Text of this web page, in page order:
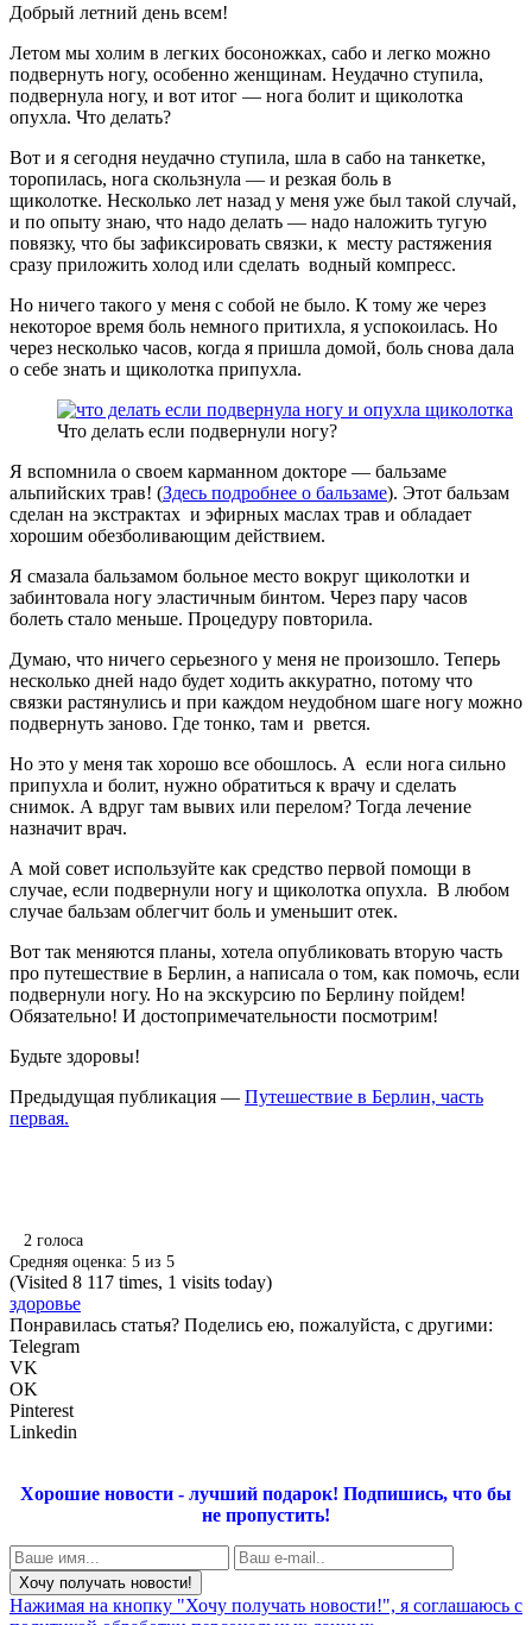
Добрый летний день всем!
Летом мы холим в легких босоножках, сабо и легко можно
подвернуть ногу, особенно женщинам. Неудачно ступила,
подвернула ногу, и вот итог — нога болит и щиколотка
опухла. Что делать?
Вот и я сегодня неудачно ступила, шла в сабо на танкетке,
торопилась, нога скользнула — и резкая боль в
щиколотке. Несколько лет назад у меня уже был такой случай,
и по опыту знаю, что надо делать — надо наложить тугую
повязку, что бы зафиксировать связки, к месту растяжения
сразу приложить холод или сделать водный компресс.
Но ничего такого у меня с собой не было. К тому же через
некоторое время боль немного притихла, я успокоилась. Но
через несколько часов, когда я пришла домой, боль снова дала
о себе знать и щиколотка припухла.
Что делать если подвернули ногу?
Я вспомнила о своем карманном докторе — бальзаме
альпийских трав! (Здесь подробнее о бальзаме). Этот бальзам
сделан на экстрактах и эфирных маслах трав и обладает
хорошим обезболивающим действием.
Я смазала бальзамом больное место вокруг щиколотки и
забинтовала ногу эластичным бинтом. Через пару часов
болеть стало меньше. Процедуру повторила.
Думаю, что ничего серьезного у меня не произошло. Теперь
несколько дней надо будет ходить аккуратно, потому что
связки растянулись и при каждом неудобном шаге ногу можно
подвернуть заново. Где тонко, там и рвется.
Но это у меня так хорошо все обошлось. А если нога сильно
припухла и болит, нужно обратиться к врачу и сделать
снимок. А вдруг там вывих или перелом? Тогда лечение
назначит врач.
А мой совет используйте как средство первой помощи в
случае, если подвернули ногу и щиколотка опухла. В любом
случае бальзам облегчит боль и уменьшит отек.
Вот так меняются планы, хотела опубликовать вторую часть
про путешествие в Берлин, а написала о том, как помочь, если
подвернули ногу. Но на экскурсию по Берлину пойдем!
Обязательно! И достопримечательности посмотрим!
Будьте здоровы!
Предыдущая публикация — Путешествие в Берлин, часть
первая.
2 голоса
Средняя оценка: 5 из 5
(Visited 8 117 times, 1 visits today)
здоровье
Понравилась статья? Поделись ею, пожалуйста, с другими:
Telegram
VK
OK
Pinterest
Linkedin
Хорошие новости - лучший подарок! Подпишись, что бы
не пропустить!
Нажимая на кнопку "Хочу получать новости!", я соглашаюсь с